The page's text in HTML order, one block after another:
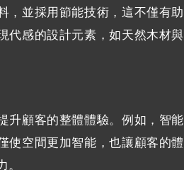
，並採用節能技術，這不僅有助
代感的設計元素，如天然木材與
升顧客的整體體驗。例如，智能
使空間更加智能，也讓顧客的體